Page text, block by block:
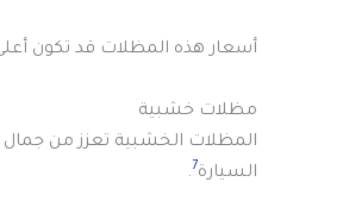
أسعار هذه المظلات قد تكون
مظلات خشبية
المظلات الخشبية تعزز من جمال
السيارة7
.